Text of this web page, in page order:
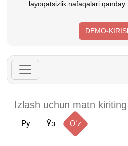
layoqatsizlik nafaqalari qanday
DEMO-
Ру Ўз Oʻz